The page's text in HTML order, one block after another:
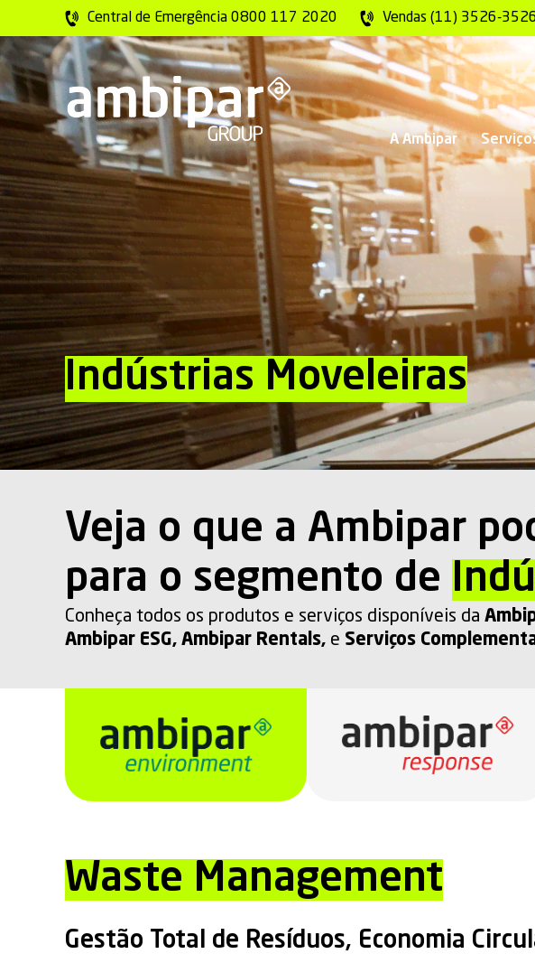
Central de Emergência 0800 117 2020 Vendas (11) 3526-3526
A Ambipar
Indústrias Moveleiras
Veja o que a Ambipar
para o segmento de
Conheça todos os produtos e serviços disponíveis da
Ambipar ESG, Ambipar Rentals, e Serviços
Waste Management
Gestão Total de Resíduos, Economia